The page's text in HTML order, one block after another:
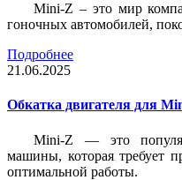
Mini-Z – это мир
гоночных автомобилей,
Подробнее
21.06.2025
Обкатка двигателя для
Mini-Z — это
машины, которая требует
оптимальной работы.